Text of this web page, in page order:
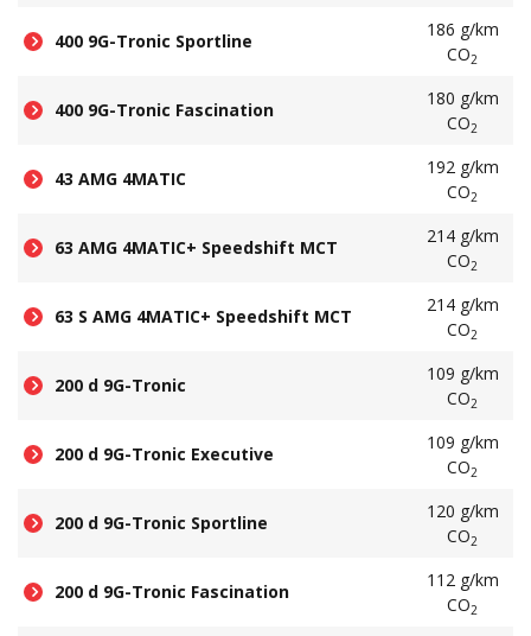
400 9G-Tronic Sportline
186 g/km
CO2
400 9G-Tronic Fascination
180 g/km
CO2
43 AMG 4MATIC
192 g/km
CO2
63 AMG 4MATIC+ Speedshift MCT
214 g/km
CO2
63 S AMG 4MATIC+ Speedshift MCT
214 g/km
CO2
200 d 9G-Tronic
109 g/km
CO2
200 d 9G-Tronic Executive
109 g/km
CO2
200 d 9G-Tronic Sportline
120 g/km
CO2
200 d 9G-Tronic Fascination
112 g/km
CO2